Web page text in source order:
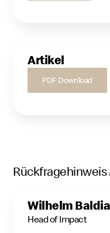
Artikel
PDF Download
Rückfragehinweis
Wilhelm Baldia
Head of Impact